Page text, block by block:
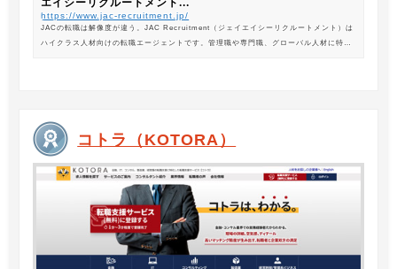
https://www.jac-recruitment.jp/
JACの転職は解像度が違う。JAC Recruitment（ジェイエイシーリクルートメント）は
ハイクラス人材向けの転職エージェントです。管理職や専門職、グローバル人材に特化
コトラ（KOTORA）